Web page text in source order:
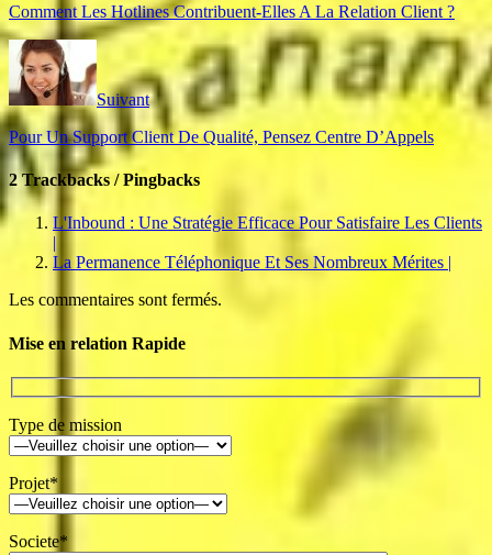
Comment Les Hotlines Contribuent-Elles A La Relation Client ?
Suivant
Pour Un Support Client De Qualité, Pensez Centre D’Appels
2 Trackbacks / Pingbacks
L'Inbound : Une Stratégie Efficace Pour Satisfaire Les Clients
|
La Permanence Téléphonique Et Ses Nombreux Mérites |
Les commentaires sont fermés.
Mise en relation Rapide
Type de mission
Projet*
Societe*